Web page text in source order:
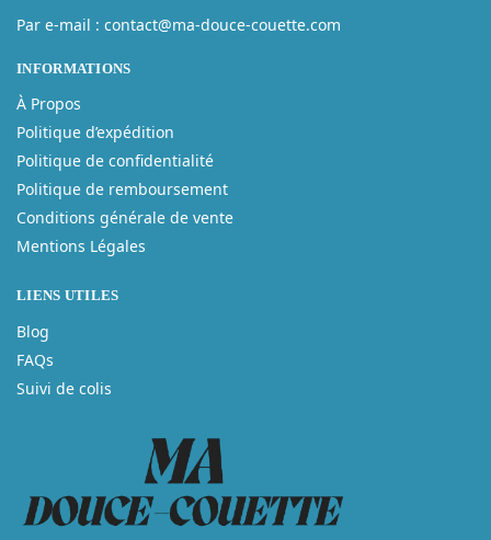
Par e-mail : contact@ma-douce-couette.com
INFORMATIONS
À Propos
Politique d’expédition
Politique de confidentialité
Politique de remboursement
Conditions générale de vente
Mentions Légales
LIENS UTILES
Blog
FAQs
Suivi de colis